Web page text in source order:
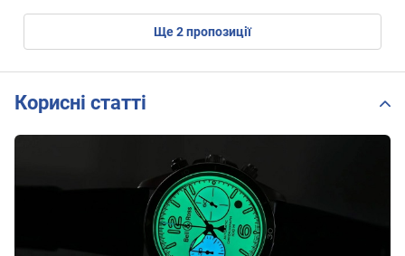
ще2пропозиції
Корисні статті